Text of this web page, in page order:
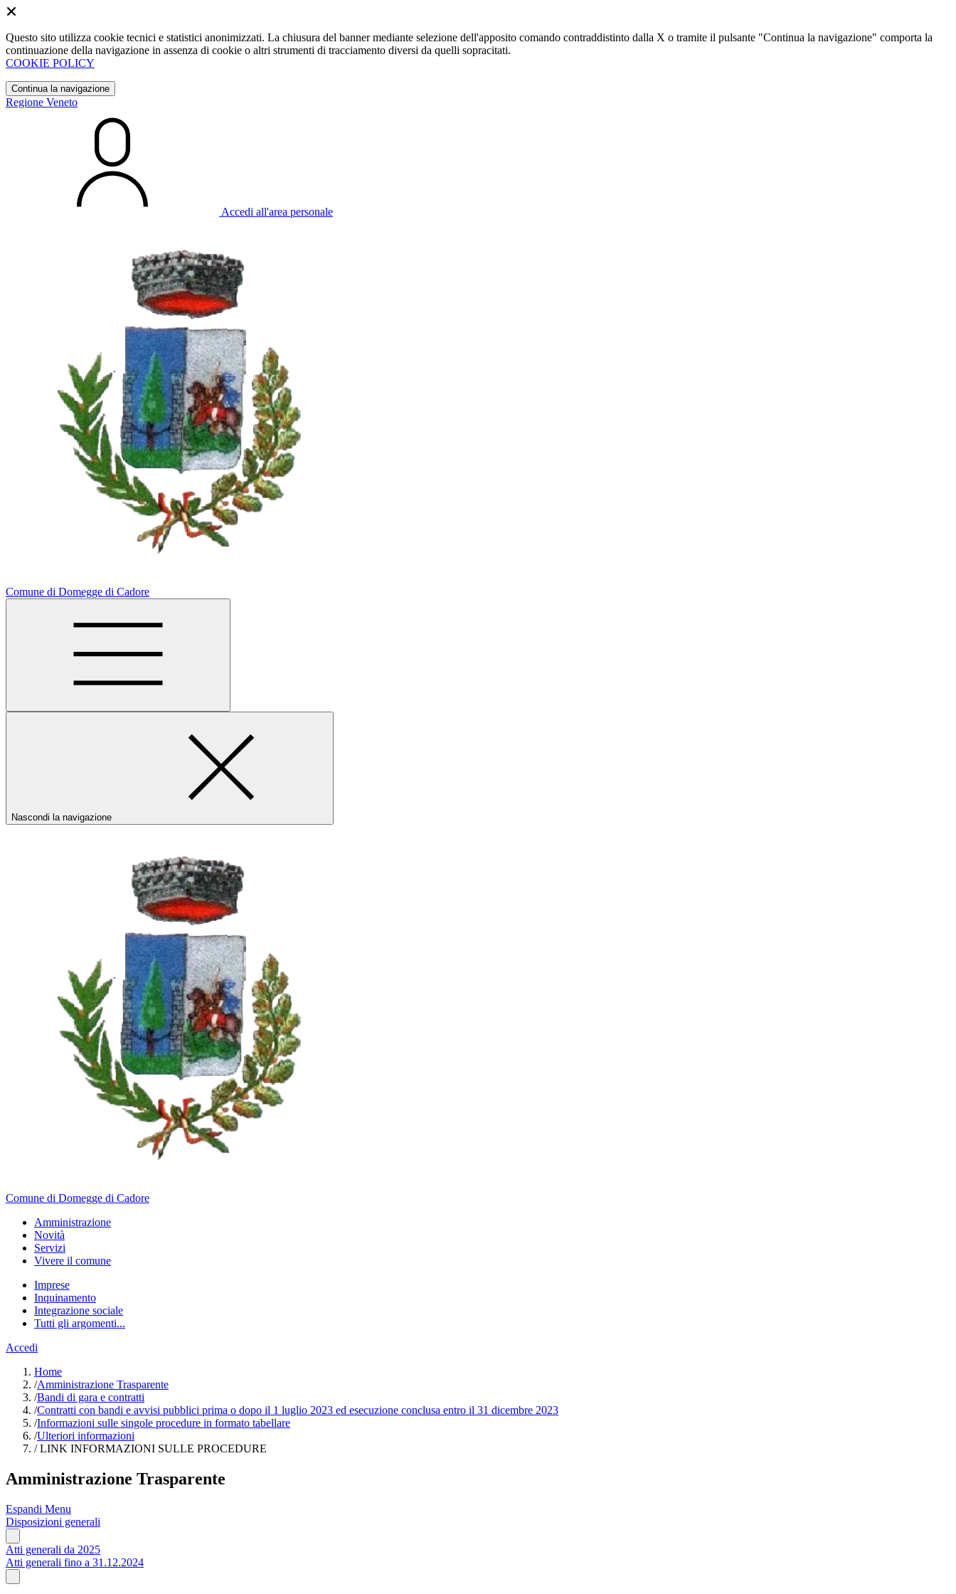
Questo sito utilizza cookie tecnici e statistici anonimizzati. La chiusura del banner mediante selezione dell'apposito comando contraddistinto dalla X o tramite il pulsante "Continua la navigazione" comporta la
continuazione della navigazione in assenza di cookie o altri strumenti di tracciamento diversi da quelli sopracitati.
COOKIE POLICY
Continua la navigazione
Regione Veneto
Accedi all'area personale
Comune di Domegge di Cadore
Nascondi la navigazione
Comune di Domegge di Cadore
Amministrazione
Novità
Servizi
Vivere il comune
Imprese
Inquinamento
Integrazione sociale
Tutti gli argomenti...
Accedi
Home
/Amministrazione Trasparente
/Bandi di gara e contratti
/Contratti con bandi e avvisi pubblici prima o dopo il 1 luglio 2023 ed esecuzione conclusa entro il 31 dicembre 2023
/Informazioni sulle singole procedure in formato tabellare
/Ulteriori informazioni
/LINK INFORMAZIONI SULLE PROCEDURE
Amministrazione Trasparente
Espandi Menu
Disposizioni generali
Atti generali da 2025
Atti generali fino a 31.12.2024